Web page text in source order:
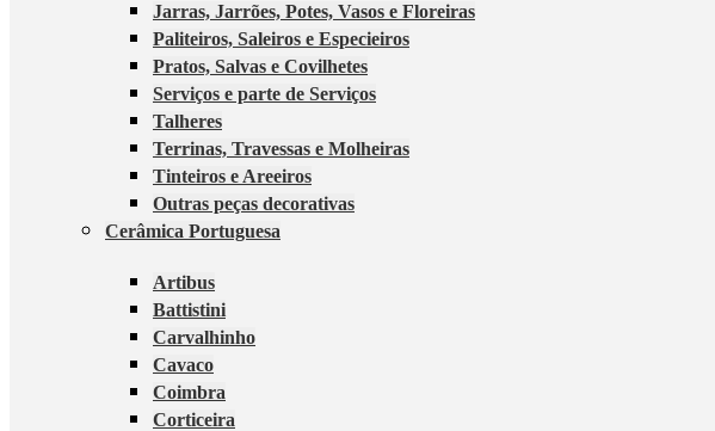
Jarras, Jarrões, Potes, Vasos e Floreiras
Paliteiros, Saleiros e Especieiros
Pratos, Salvas e Covilhetes
Serviços e parte de Serviços
Talheres
Terrinas, Travessas e Molheiras
Tinteiros e Areeiros
Outras peças decorativas
Cerâmica Portuguesa
Artibus
Battistini
Carvalhinho
Cavaco
Coimbra
Corticeira